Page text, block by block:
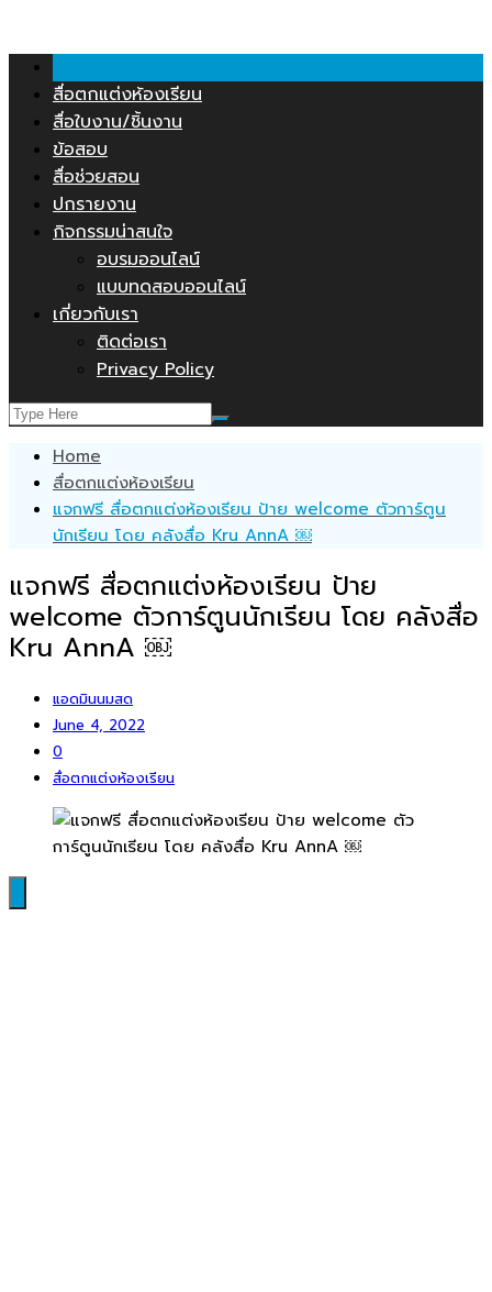
content
สื่อตกแต่งห้องเรียน
สื่อใบงาน/ชิ้นงาน
ข้อสอบ
สื่อช่วยสอน
ปกรายงาน
กิจกรรมน่าสนใจ
อบรมออนไลน์
แบบทดสอบออนไลน์
เกี่ยวกับเรา
ติดต่อเรา
Privacy Policy
Home
สื่อตกแต่งห้องเรียน
แจกฟรี สื่อตกแต่งห้องเรียน ป้าย welcome ตัวการ์ตูน
นักเรียน โดย คลังสื่อ Kru AnnA ￼
แจกฟรี สื่อตกแต่งห้องเรียน ป้าย
welcome ตัวการ์ตูนนักเรียน โดย คลังสื่อ
Kru AnnA ￼
แอดมินนมสด
June 4, 2022
0
สื่อตกแต่งห้องเรียน